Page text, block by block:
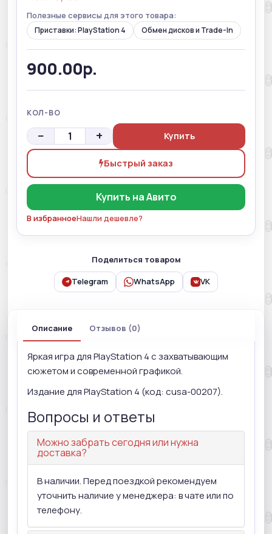
Полезные сервисы для этого товара:
Приставки: PlayStation 4 Обмен дисков и Trade-In
900.00р.
КОЛ-ВО
− + Купить
Быстрый заказ
Купить на Авито
В избранноеНашли дешевле?
Поделиться товаром
Telegram WhatsApp VK
Описание Отзывов (0)
Яркая игра для PlayStation 4 с захватывающим
сюжетом и современной графикой.
Издание для PlayStation 4 (код: cusa-00207).
Вопросы и ответы
Можно забрать сегодня или нужна
доставка?
В наличии. Перед поездкой рекомендуем
уточнить наличие у менеджера: в чате или по
телефону.